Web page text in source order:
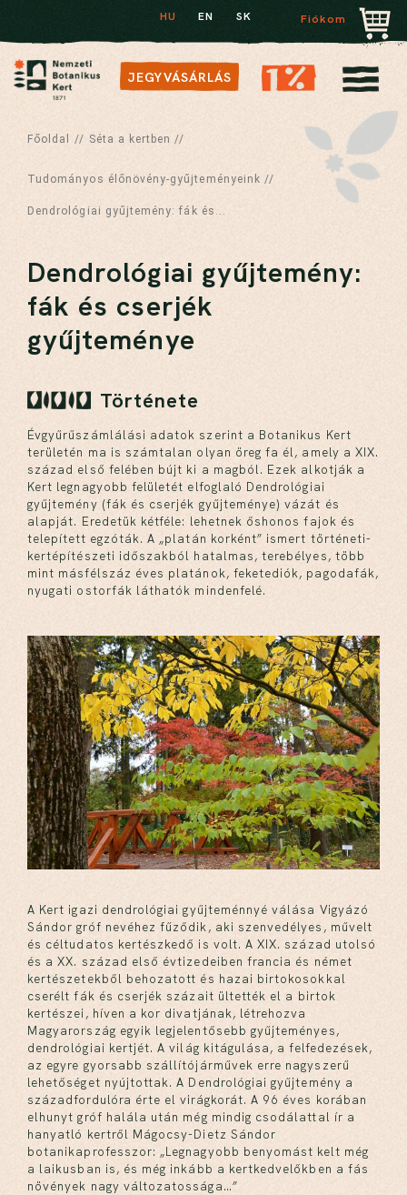
HU EN SK Fiókom
JEGYVÁSÁRLÁS
Főoldal // Séta a kertben //
Tudományos élőnövény-gyűjteményeink //
Dendrológiai gyűjtemény: fák és...
Dendrológiai gyűjtemény:
fák és cserjék
gyűjteménye
Története
Évgyűrűszámlálási adatok szerint a Botanikus Kert
területén ma is számtalan olyan öreg fa él, amely a XIX.
század első felében bújt ki a magból. Ezek alkotják a
Kert legnagyobb felületét elfoglaló Dendrológiai
gyűjtemény (fák és cserjék gyűjteménye) vázát és
alapját. Eredetük kétféle: lehetnek őshonos fajok és
telepített egzóták. A „platán korként” ismert történeti-
kertépítészeti időszakból hatalmas, terebélyes, több
mint másfélszáz éves platánok, feketediók, pagodafák,
nyugati ostorfák láthatók mindenfelé.
A Kert igazi dendrológiai gyűjteménnyé válása Vigyázó
Sándor gróf nevéhez fűződik, aki szenvedélyes, művelt
és céltudatos kertészkedő is volt. A XIX. század utolsó
és a XX. század első évtizedeiben francia és német
kertészetekből behozatott és hazai birtokosokkal
cserélt fák és cserjék százait ültették el a birtok
kertészei, híven a kor divatjának, létrehozva
Magyarország egyik legjelentősebb gyűjteményes,
dendrológiai kertjét. A világ kitágulása, a felfedezések,
az egyre gyorsabb szállítójárművek erre nagyszerű
lehetőséget nyújtottak. A Dendrológiai gyűjtemény a
századfordulóra érte el virágkorát. A 96 éves korában
elhunyt gróf halála után még mindig csodálattal ír a
hanyatló kertről Mágocsy-Dietz Sándor
botanikaprofesszor: „Legnagyobb benyomást kelt még
a laikusban is, és még inkább a kertkedvelőkben a fás
növények nagy változatossága…”